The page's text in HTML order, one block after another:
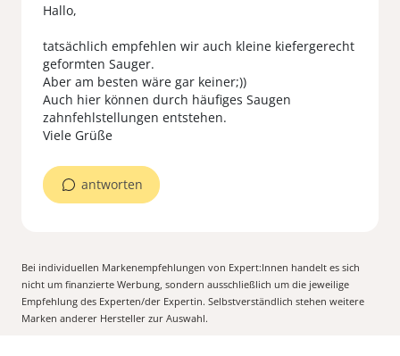
Hallo,
tatsächlich empfehlen wir auch kleine kiefergerecht
geformten Sauger.
Aber am besten wäre gar keiner;))
Auch hier können durch häufiges Saugen
zahnfehlstellungen entstehen.
Viele Grüße
antworten
Bei individuellen Markenempfehlungen von Expert:Innen handelt es sich
nicht um finanzierte Werbung, sondern ausschließlich um die jeweilige
Empfehlung des Experten/der Expertin. Selbstverständlich stehen weitere
Marken anderer Hersteller zur Auswahl.